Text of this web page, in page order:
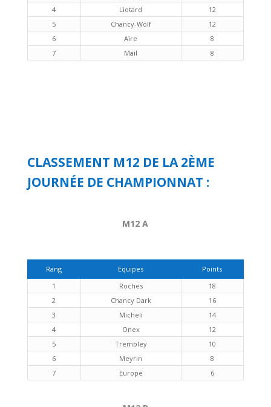
4
Liotard
12
5
Chancy-Wolf
12
6
Aïre
8
7
Mail 8
CLASSEMENT M12 DE LA 2ÈME
JOURNÉE DE CHAMPIONNAT :
M12 A
Rang Equipes
Points
1
Roches
18
2
Chancy Dark
16
3
Micheli
14
4
Onex
12
5
Trembley
10
6
Meyrin
8
7
Europe 6